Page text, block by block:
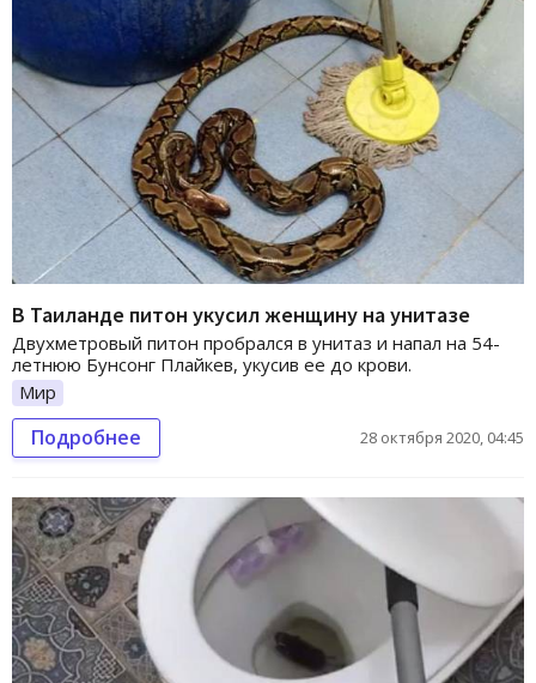
В Таиланде питон укусил женщину на унитазе
Двухметровый питон пробрался в унитаз и напал на 54-
летнюю Бунсонг Плайкев, укусив ее до крови.
Мир
Подробнее 28 октября 2020, 04:45